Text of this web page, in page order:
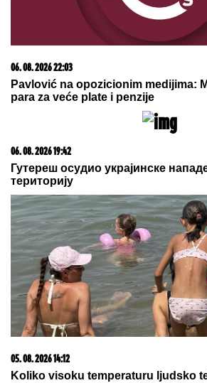
06. 08. 2026 22:03
Pavlović na opozicionim medijima:
para za veće plate i penzije
06. 08. 2026 19:42
Гутереш осудио украјинске
територију
05. 08. 2026 14:12
Koliko visoku temperaturu ljudsko